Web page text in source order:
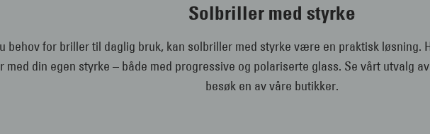
Solbriller med styrke
behov for briller til daglig bruk, kan solbriller med styrke være en praktisk løsning.
med din egen styrke – både med progressive og polariserte glass. Se vårt utvalg
besøk en av våre butikker.